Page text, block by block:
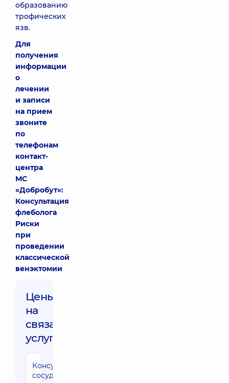
образованию
трофических
язв.
Для
получения
информации
о
лечении
и записи
на прием
звоните
по
телефонам
контакт-
центра
МС
«Добробут»:
Консультация
флеболога
Риски
при
проведении
классической
венэктомии
Цены
на
связанные
услуги
Консультация
сосудистого